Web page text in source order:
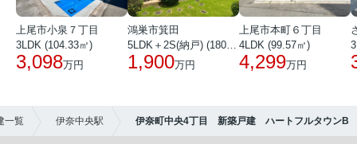
上尾市小泉７丁目
3LDK (104.33㎡)
3,098万円
鴻巣市箕田
1,900万円
上尾市本町６丁目
4LDK (99.57㎡)
4,299万円
一覧 伊奈中央駅 伊奈町中央4丁目 新築戸建 ハートフルタウンB